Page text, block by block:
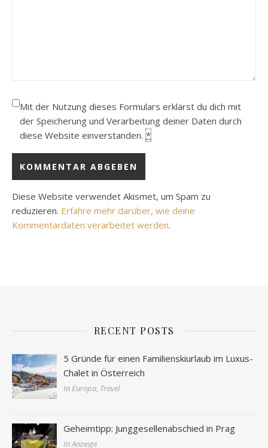
Mit der Nutzung dieses Formulars erklärst du dich mit
der Speicherung und Verarbeitung deiner Daten durch
diese Website einverstanden. *
Diese Website verwendet Akismet, um Spam zu
reduzieren. Erfahre mehr darüber, wie deine
Kommentardaten verarbeitet werden.
RECENT POSTS
5 Gründe für einen Familienskiurlaub im Luxus-
Chalet in Österreich
In Europa, Travel
Geheimtipp: Junggesellenabschied in Prag
In Anzeige